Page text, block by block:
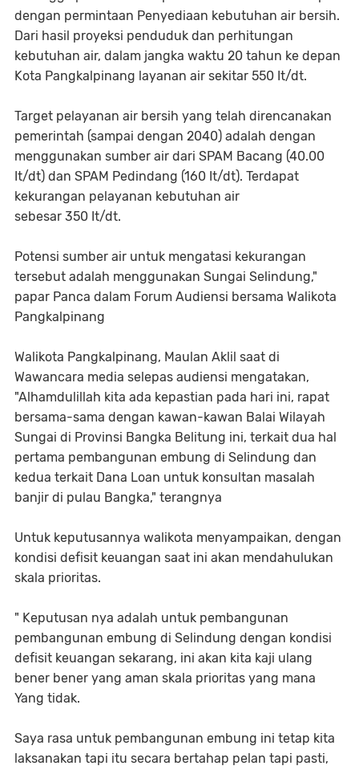
dengan permintaan Penyediaan kebutuhan air bersih.
Dari hasil proyeksi penduduk dan perhitungan
kebutuhan air, dalam jangka waktu 20 tahun ke depan
Kota Pangkalpinang layanan air sekitar 550 It/dt.
Target pelayanan air bersih yang telah direncanakan
pemerintah (sampai dengan 2040) adalah dengan
menggunakan sumber air dari SPAM Bacang (40.00
It/dt) dan SPAM Pedindang (160 It/dt). Terdapat
kekurangan pelayanan kebutuhan air
sebesar 350 It/dt.
Potensi sumber air untuk mengatasi kekurangan
tersebut adalah menggunakan Sungai Selindung,"
papar Panca dalam Forum Audiensi bersama Walikota
Pangkalpinang
Walikota Pangkalpinang, Maulan Aklil saat di
Wawancara media selepas audiensi mengatakan,
"Alhamdulillah kita ada kepastian pada hari ini, rapat
bersama-sama dengan kawan-kawan Balai Wilayah
Sungai di Provinsi Bangka Belitung ini, terkait dua hal
pertama pembangunan embung di Selindung dan
kedua terkait Dana Loan untuk konsultan masalah
banjir di pulau Bangka," terangnya
Untuk keputusannya walikota menyampaikan, dengan
kondisi defisit keuangan saat ini akan mendahulukan
skala prioritas.
" Keputusan nya adalah untuk pembangunan
pembangunan embung di Selindung dengan kondisi
defisit keuangan sekarang, ini akan kita kaji ulang
bener bener yang aman skala prioritas yang mana
Yang tidak.
Saya rasa untuk pembangunan embung ini tetap kita
laksanakan tapi itu secara bertahap pelan tapi pasti,